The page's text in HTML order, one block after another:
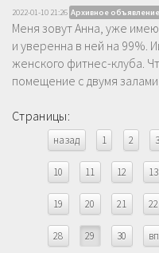
2022-01-10 21:26 Архивное объявление
Меня зовут Анна, уже
и уверенна в ней на 99%.
женского фитнес-клуба.
помещение с двумя залами,
Страницы:
назад 1 2 3
10 11 12 13
19 20 21 22
28 29 30